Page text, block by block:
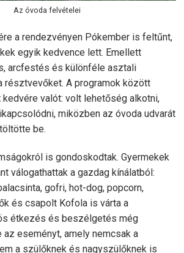
Az óvoda felvételei
a rendezvényen Pókember is feltűnt,
egyik kedvence lett. Emellett
arcfestés és különféle asztali
résztvevőket. A programok között
valót: volt lehetőség alkotni,
miközben az óvoda udvarát
be.
is gondoskodtak. Gyermekek
válogathattak a gazdag kínálatból:
gofri, hot-dog, popcorn,
és csapolt Kofola is várta a
étkezés és beszélgetés még
eseményt, amely nemcsak a
a szülőknek és nagyszülőknek is